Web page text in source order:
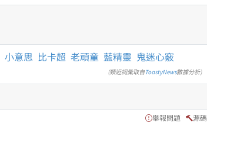
小意思 比卡超 老頑童 藍精靈 鬼迷心竅
(類近詞彙取自ToastyNews數據分析)
舉報問題 源碼